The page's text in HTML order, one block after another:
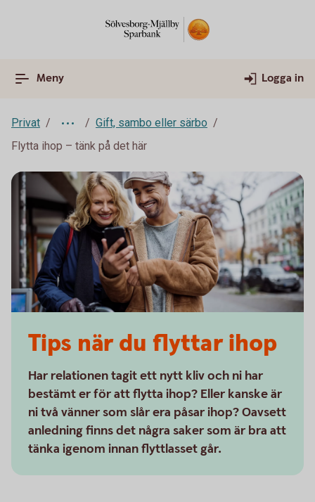
Meny Logga in
Privat
Gift, sambo eller särbo
Flytta ihop – tänk på det här
Tips när du flyttar ihop
Har relationen tagit ett nytt kliv och ni har
bestämt er för att flytta ihop? Eller kanske är
ni två vänner som slår era påsar ihop? Oavsett
anledning finns det några saker som är bra att
tänka igenom innan flyttlasset går.